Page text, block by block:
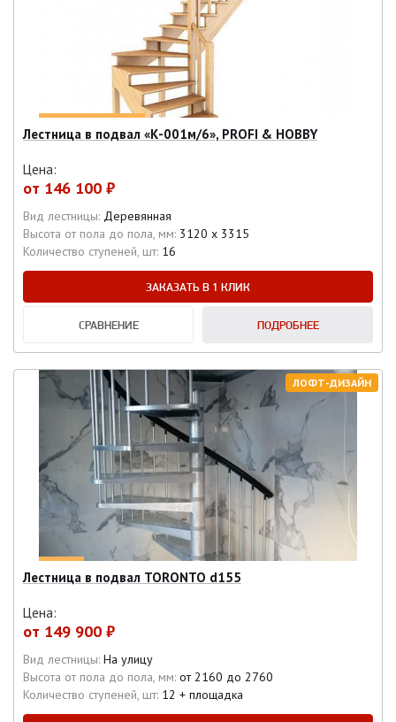
Лестница в подвал «К-001м/6», PROFI & HOBBY
Цена:
от 146 100 ₽
Вид лестницы: Деревянная
Высота от пола до пола, мм: 3120 х 3315
Количество ступеней, шт: 16
ЗАКАЗАТЬ В 1 КЛИК
СРАВНЕНИЕ ПОДРОБНЕЕ
ЛОФТ-ДИЗАЙН
Лестница в подвал TORONTO d155
Цена:
от 149 900 ₽
Вид лестницы: На улицу
Высота от пола до пола, мм: от 2160 до 2760
Количество ступеней, шт: 12 + площадка